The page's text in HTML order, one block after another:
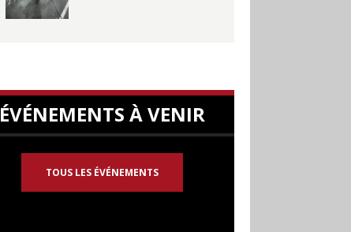
ÉVÉNEMENTS À VENIR
TOUS LES ÉVÉNEMENTS